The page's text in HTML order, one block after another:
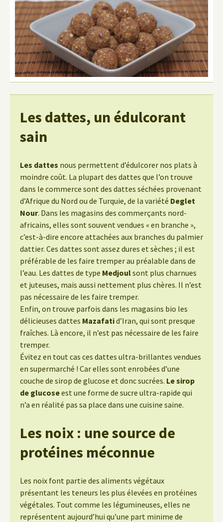
Les dattes, un édulcorant
sain
Les dattes nous permettent d’édulcorer nos plats à
moindre coût. La plupart des dattes que l’on trouve
dans le commerce sont des dattes séchées provenant
d’Afrique du Nord ou de Turquie, de la variété Deglet
Nour. Dans les magasins des commerçants nord-
africains, elles sont souvent vendues « en branche »,
c’est-à-dire encore attachées aux branches du palmier
dattier. Ces dattes sont assez dures et sèches ; il est
préférable de les faire tremper au préalable dans de
l’eau. Les dattes de type Medjoulsont plus charnues
et juteuses, mais aussi nettement plus chères. Il n’est
pas nécessaire de les faire tremper.
Enfin, on trouve parfois dans les magasins bio les
délicieuses dattes Mazafatid’Iran, qui sont presque
fraîches. Là encore, il n’est pas nécessaire de les faire
tremper.
Évitez en tout cas ces dattes ultra-brillantes vendues
en supermarché ! Car elles sont enrobées d’une
couche de sirop de glucose et donc sucrées. Le sirop
de glucoseest une forme de sucre ultra-rapide qui
n’a en réalité pas sa place dans une cuisine saine.
Les noix : une source de
protéines méconnue
Les noix font partie des aliments végétaux
présentant les teneurs les plus élevées en protéines
végétales. Tout comme les légumineuses, elles ne
représentent aujourd’hui qu’une part minime de